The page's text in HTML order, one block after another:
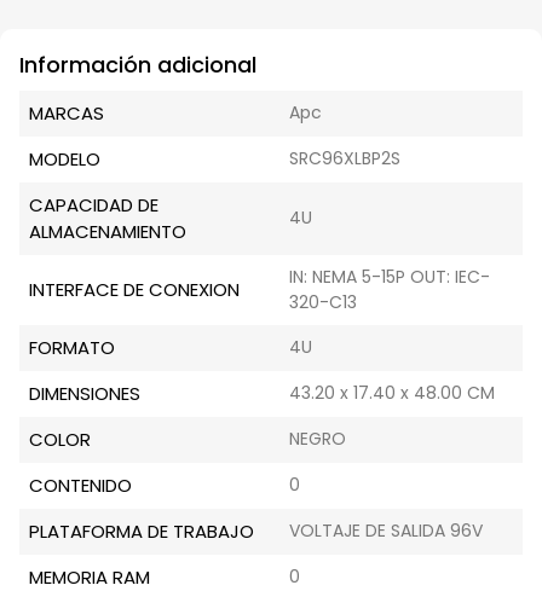
Información adicional
MARCAS Apc
MODELO SRC96XLBP2S
CAPACIDAD DE
ALMACENAMIENTO
4U
INTERFACE DE CONEXION
IN: NEMA 5-15P OUT: IEC-
320-C13
FORMATO 4U
DIMENSIONES 43.20 x 17.40 x 48.00 CM
COLOR NEGRO
CONTENIDO 0
PLATAFORMA DE TRABAJO VOLTAJE DE SALIDA 96V
MEMORIA RAM 0